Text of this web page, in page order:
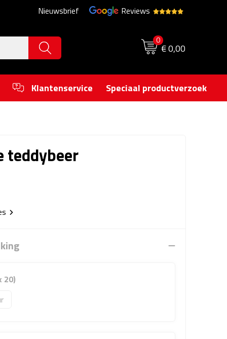
Nieuwsbrief Reviews
0
€ 0,00
Klantenservice Speciaal productverzoek
teddybeer
20)